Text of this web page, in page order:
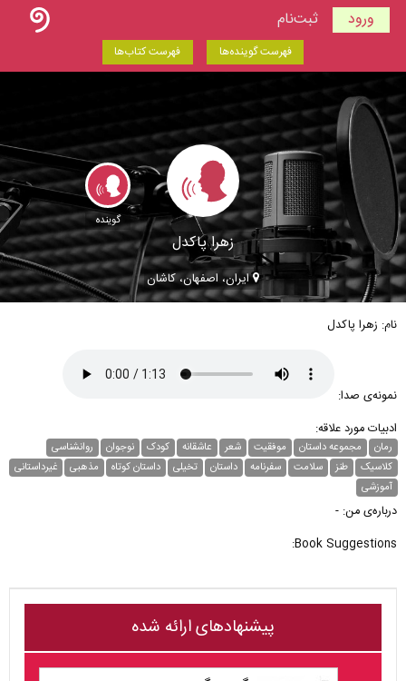
ورود ثبت‌نام
فهرست گوینده‌ها فهرست کتاب‌ها
گوینده
زهرا پاکدل
ایران، اصفهان، کاشان
نام: زهرا پاکدل
نمونه‌ی صدا:
ادبیات مورد علاقه:
رمان مجموعه داستان موفقیت شعر عاشقانه کودک نوجوان
روانشناسی
کلاسیک
طنز سلامت سفرنامه داستان تخیلی داستان کوتاه مذهبی
غیر‌داستانی
آموزشی
درباره‌ی من: -
Book Suggestions:
پیشنهادهای ارائه شده